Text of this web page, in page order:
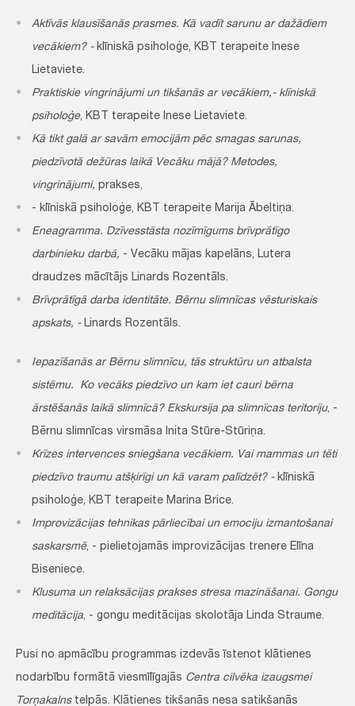
Aktīvās klausīšanās prasmes. Kā vadīt sarunu ar dažādiem
vecākiem? -klīniskā psiholoģe, KBT terapeite Inese
Lietaviete.
Praktiskie vingrinājumi un tikšanās ar vecākiem,- klīniskā
psiholoģe, KBT terapeite Inese Lietaviete.
Kā tikt galā ar savām emocijām pēc smagas sarunas,
piedzīvotā dežūras laikā Vecāku mājā? Metodes,
vingrinājumi, prakses,
- klīniskā psiholoģe, KBT terapeite Marija Ābeltiņa.
Eneagramma. Dzīvesstāsta nozīmīgums brīvprātīgo
darbinieku darbā, - Vecāku mājas kapelāns, Lutera
draudzes mācītājs Linards Rozentāls.
Brīvprātīgā darba identitāte. Bērnu slimnīcas vēsturiskais
apskats, -Linards Rozentāls.
Iepazīšanās ar Bērnu slimnīcu, tās struktūru un atbalsta
sistēmu. Ko vecāks piedzīvo un kam iet cauri bērna
ārstēšanās laikā slimnīcā? Ekskursija pa slimnīcas teritoriju, -
Bērnu slimnīcas virsmāsa Inita Stūre-Stūriņa.
Krīzes intervences sniegšana vecākiem. Vai mammas un tēti
piedzīvo traumu atšķirīgi un kā varam palīdzēt? -klīniskā
psiholoģe, KBT terapeite Marina Brice.
Improvizācijas tehnikas pārliecībai un emociju izmantošanai
saskarsmē, - pielietojamās improvizācijas trenere Elīna
Biseniece.
Klusuma un relaksācijas prakses stresa mazināšanai. Gongu
meditācija, - gongu meditācijas skolotāja Linda Straume.
Pusi no apmācību programmas izdevās īstenot klātienes
nodarbību formātā viesmīlīgajās Centra cilvēka izaugsmei
Torņakalns telpās. Klātienes tikšanās nesa satikšanās